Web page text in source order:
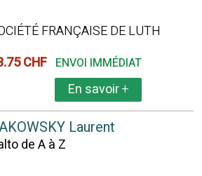
FRANÇAISE DE LUTH
CHF ENVOI IMMÉDIAT
En savoir+
Laurent
de A à Z